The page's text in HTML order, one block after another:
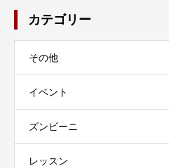
カテゴリー
その他
イベント
ズンビーニ
レッスン